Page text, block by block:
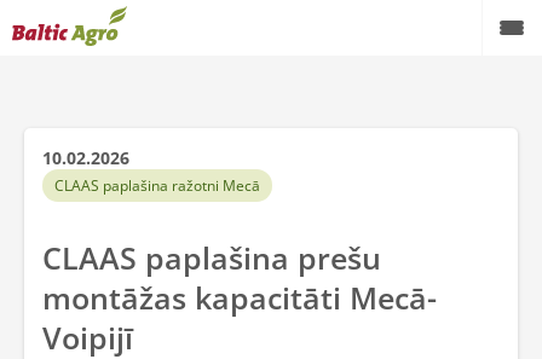
10.02.2026
CLAAS paplašina ražotni Mecā
CLAAS paplašina prešu
montāžas kapacitāti Mecā-
Voipijī